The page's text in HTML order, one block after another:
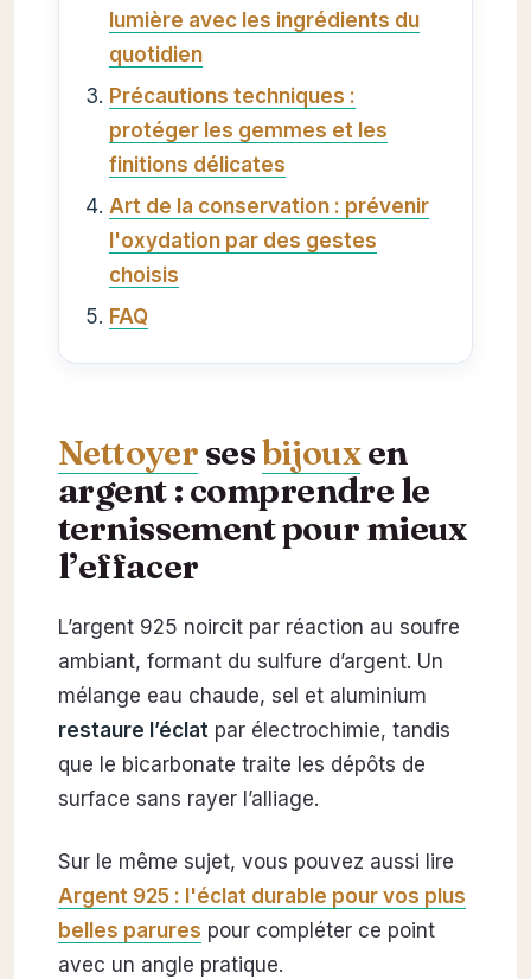
lumière avec les ingrédients du
quotidien
Précautions techniques :
protéger les gemmes et les
finitions délicates
Art de la conservation : prévenir
l'oxydation par des gestes
choisis
FAQ
Nettoyersesbijouxen
argent : comprendre le
ternissement pour mieux
l’effacer
L’argent 925 noircit par réaction au soufre
ambiant, formant du sulfure d’argent. Un
mélange eau chaude, sel et aluminium
restaure l’éclatpar électrochimie, tandis
que le bicarbonate traite les dépôts de
surface sans rayer l’alliage.
Sur le même sujet, vous pouvez aussi lire
Argent 925 : l'éclat durable pour vos plus
belles parures pour compléter ce point
avec un angle pratique.